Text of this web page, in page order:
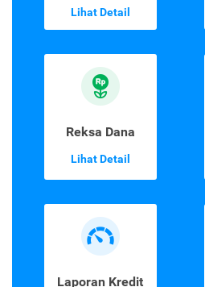
Lihat Detail
Reksa Dana
Lihat Detail
Laporan Kredit